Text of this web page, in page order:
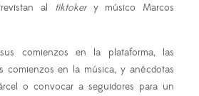
al tiktokery músico Marcos
comienzos en la plataforma, las
comienzos en la música, y anécdotas
o convocar a seguidores para un